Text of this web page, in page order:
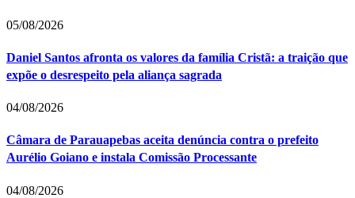
05/08/2026
Daniel Santos afronta os valores da família Cristã: a traição que
expõe o desrespeito pela aliança sagrada
04/08/2026
Câmara de Parauapebas aceita denúncia contra o prefeito
Aurélio Goiano e instala Comissão Processante
04/08/2026